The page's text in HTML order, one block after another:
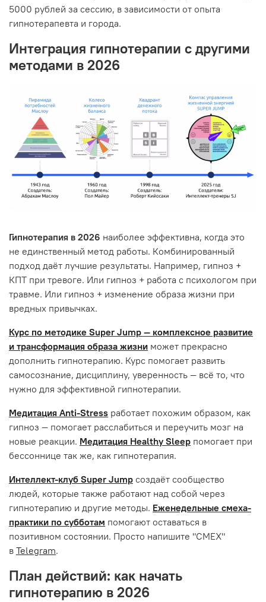
5000 рублей за сессию, в зависимости от опыта
гипнотерапевта и города.
Интеграция гипнотерапии с другими
методами в 2026
Гипнотерапия в 2026 наиболее эффективна, когда это
не единственный метод работы. Комбинированный
подход даёт лучшие результаты. Например, гипноз +
КПТ при тревоге. Или гипноз + работа с психологом при
травме. Или гипноз + изменение образа жизни при
вредных привычках.
Курс по методике Super Jump — комплексное развитие
и трансформация образа жизни может прекрасно
дополнить гипнотерапию. Курс помогает развить
самосознание, дисциплину, уверенность — всё то, что
нужно для эффективной гипнотерапии.
Медитация Anti-Stress работает похожим образом, как
гипноз — помогает расслабиться и переучить мозг на
новые реакции. Медитация Healthy Sleep помогает при
бессоннице так же, как гипнотерапия.
Интеллект-клуб Super Jump создаёт сообщество
людей, которые также работают над собой через
гипнотерапию и другие методы. Еженедельные смеха-
практики по субботам помогают оставаться в
позитивном состоянии. Просто напишите "СМЕХ"
в Telegram.
План действий: как начать
гипнотерапию в 2026